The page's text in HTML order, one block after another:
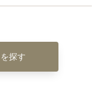
探す